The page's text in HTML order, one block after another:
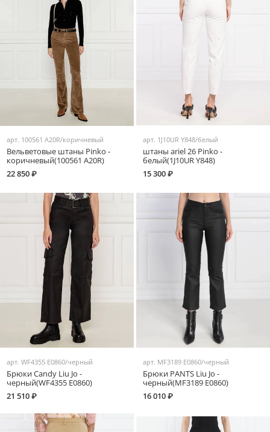
арт. 100561 A20R/коричневый
Вельветовые штаны Pinko -
коричневый(100561 A20R)
22 850 ₽
арт. 1J10UR Y848/белый
штаны ariel 26 Pinko -
белый(1J10UR Y848)
15 300 ₽
арт.WF4355 E0860/черный
Брюки Candy Liu Jo -
черный(WF4355 E0860)
21 510 ₽
арт. MF3189 E0860/черный
Брюки PANTS Liu Jo -
черный(MF3189 E0860)
16 010 ₽